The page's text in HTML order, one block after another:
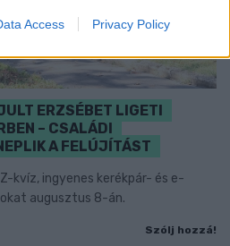
Access Privacy Policy
ERZSÉBET LIGETI
– CSALÁDI
A FELÚJÍTÁST
kvíz, ingyenes kerékpár- és e-
augusztus 8-án.
Szólj hozzá!